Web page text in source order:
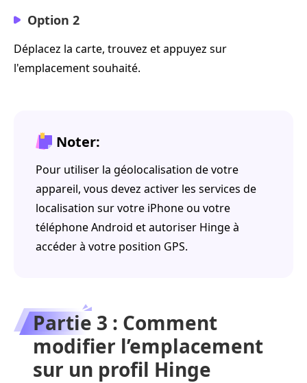
Option 2
Déplacez la carte, trouvez et appuyez sur
l'emplacement souhaité.
Noter:
Pour utiliser la géolocalisation de votre
appareil, vous devez activer les services de
localisation sur votre iPhone ou votre
téléphone Android et autoriser Hinge à
accéder à votre position GPS.
Partie 3 : Comment
modifier l’emplacement
sur un profil Hinge